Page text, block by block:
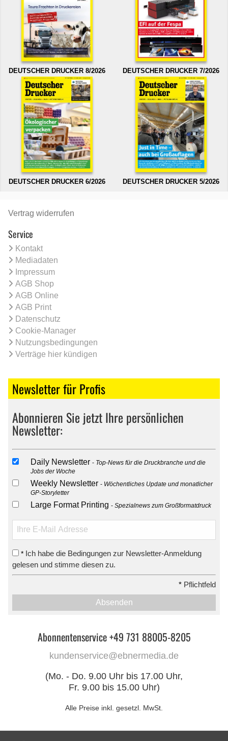
DEUTSCHER DRUCKER 8/2026 DEUTSCHER DRUCKER 7/2026
DEUTSCHER DRUCKER 6/2026 DEUTSCHER DRUCKER 5/2026
Vertrag widerrufen
Service
Kontakt
Mediadaten
Impressum
AGB Shop
AGB Online
AGB Print
Datenschutz
Cookie-Manager
Nutzungsbedingungen
Verträge hier kündigen
Newsletter für Profis
Abonnieren Sie jetzt Ihre persönlichen
Newsletter:
Daily Newsletter
Top-News für die Druckbranche und die
Jobs der Woche
Weekly Newsletter
Wöchentliches Update und monatlicher
GP-Storyletter
Large Format Printing Spezialnews zum Großformatdruck
* Ich habe die Bedingungen zur Newsletter-Anmeldung
gelesen und stimme diesen zu.
* Pflichtfeld
Absenden
Abonnentenservice +49 731 88005-8205
kundenservice@ebnermedia.de
(Mo. - Do. 9.00 Uhr bis 17.00 Uhr,
Fr. 9.00 bis 15.00 Uhr)
Alle Preise inkl. gesetzl. MwSt.